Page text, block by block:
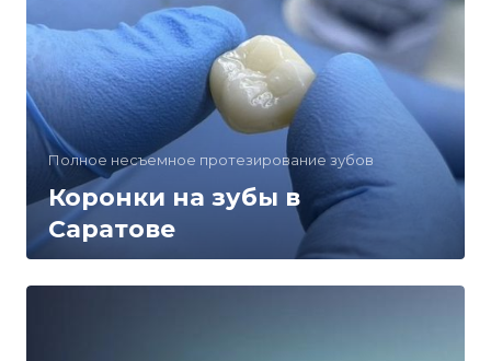
Полное несъемное протезирование зубов
Коронки на зубы в
Саратове